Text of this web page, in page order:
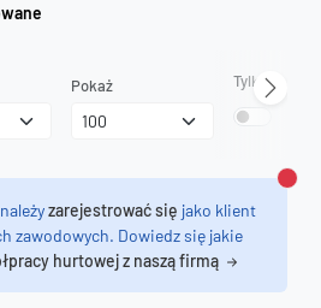
Pokaż Tylko
zarejestrować się jako klient
zawodowych. Dowiedz się jakie
hurtowej z naszą firmą